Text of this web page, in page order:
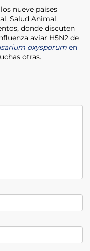
nueve países
Salud Animal,
donde discuten
aviar H5N2 de
oxysporum en
otras.